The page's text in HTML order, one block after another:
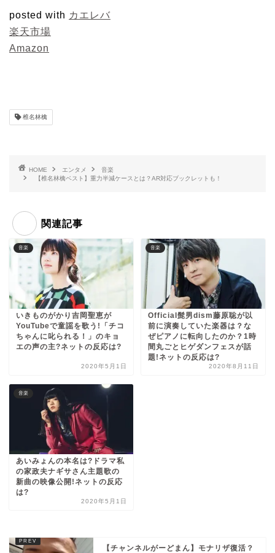
posted with カエレバ
楽天市場
Amazon
椎名林檎
HOME エンタメ
音楽
【椎名林檎ベスト】重力半減ケースとは？AR対応ブックレットも！
関連記事
音楽
いきものがかり吉岡聖恵が
YouTubeで童謡を歌う!「チコ
ちゃんに叱られる！」のキョ
エの声の主?ネットの反応は?
2020年5月1日
音楽
Official髭男dism藤原聡が以
前に演奏していた楽器は？な
ぜピアノに転向したのか？1時
間丸ごとヒゲダンフェスが話
題!ネットの反応は?
2020年8月11日
音楽
あいみょんの本名は?ドラマ私
の家政夫ナギサさん主題歌の
新曲の映像公開!ネットの反応
は?
2020年5月1日
【チャンネルがーどまん】モナリザ復活？